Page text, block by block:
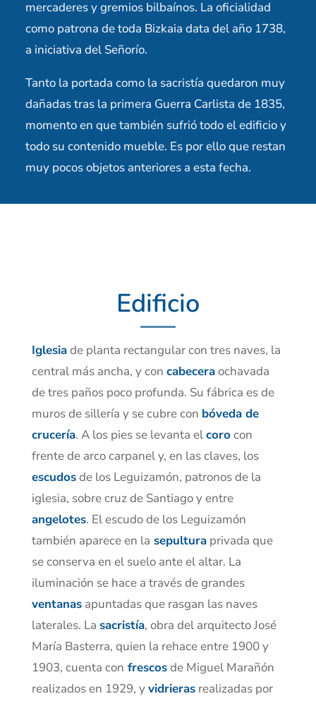
mercaderes y gremios bilbaínos. La oficialidad
como patrona de toda Bizkaia data del año 1738,
a iniciativa del Señorío.
Tanto la portada como la sacristía quedaron muy
dañadas tras la primera Guerra Carlista de 1835,
momento en que también sufrió todo el edificio y
todo su contenido mueble. Es por ello que restan
muy pocos objetos anteriores a esta fecha.
Edificio
Iglesiade planta rectangular con tres naves, la
central más ancha, y con cabeceraochavada
de tres paños poco profunda. Su fábrica es de
muros de sillería y se cubre con bóveda de
crucería. A los pies se levanta elcorocon
frente de arco carpanel y, en las claves, los
escudosde los Leguizamón, patronos de la
iglesia, sobre cruz de Santiago y entre
angelotes. El escudo de los Leguizamón
también aparece en la sepulturaprivada que
se conserva en el suelo ante el altar. La
iluminación se hace a través de grandes
ventanasapuntadas que rasgan las naves
laterales. La sacristía, obra del arquitecto José
María Basterra, quien la rehace entre 1900 y
1903, cuenta con frescosde Miguel Marañón
realizados en 1929, yvidrierasrealizadas por